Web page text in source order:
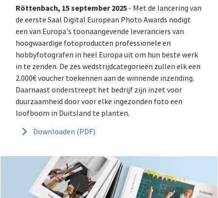
Röttenbach, 15 september 2025 - Met de lancering van
de eerste Saal Digital European Photo Awards nodigt
een van Europa's toonaangevende leveranciers van
hoogwaardige fotoproducten professionele en
hobbyfotografen in heel Europa uit om hun beste werk
in te zenden. De zes wedstrijdcategorieën zullen elk een
2.000€ voucher toekennen aan de winnende inzending.
Daarnaast onderstreept het bedrijf zijn inzet voor
duurzaamheid door voor elke ingezonden foto een
loofboom in Duitsland te planten.
Downloaden (PDF)